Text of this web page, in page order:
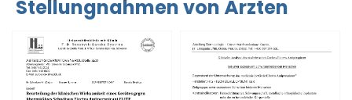
Stellungnahmen von Ärzten